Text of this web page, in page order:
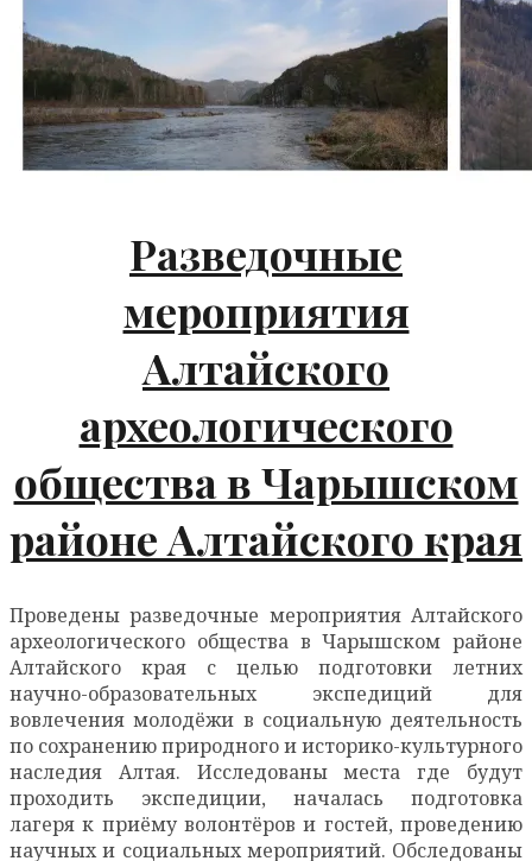
Разведочные
мероприятия
Алтайского
археологического
общества в Чарышском
районе Алтайского края
Проведены разведочные мероприятия Алтайского
археологического общества в Чарышском районе
Алтайского края с целью подготовки летних
научно-образовательных экспедиций для
вовлечения молодёжи в социальную деятельность
по сохранению природного и историко-культурного
наследия Алтая. Исследованы места где будут
проходить экспедиции, началась подготовка
лагеря к приёму волонтёров и гостей, проведению
научных и социальных мероприятий. Обследованы